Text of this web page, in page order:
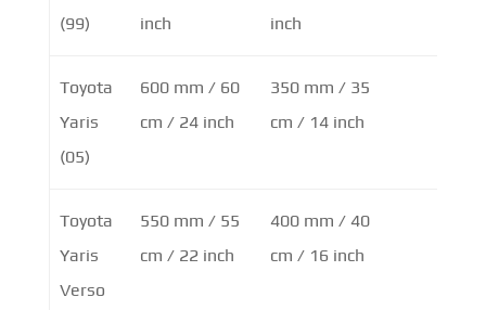
(99)
inch
inch
Toyota
Yaris
(05)
600 mm / 60
cm / 24 inch
350 mm / 35
cm / 14 inch
Toyota
Yaris
Verso
550 mm / 55
cm / 22 inch
400 mm / 40
cm / 16 inch